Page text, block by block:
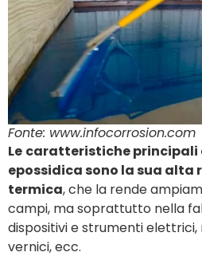
Fonte: www.infocorrosion.com
Le caratteristiche principali
epossidica sono la sua alta
termica, che la rende
campi, ma soprattutto nella
dispositivi e strumenti elettrici,
vernici, ecc.